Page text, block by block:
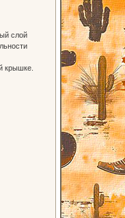
слой
крышке.